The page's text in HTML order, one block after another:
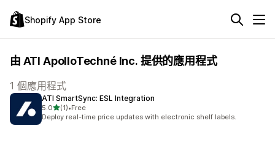
Shopify App Store
由 ATI ApolloTechné Inc. 提供的應用程式
1 個應用程式
ATI SmartSync: ESL Integration
5.0滿分 5 顆星
(1)
共有 1 則評價
•Free
Deploy real-time price updates with electronic shelf labels.